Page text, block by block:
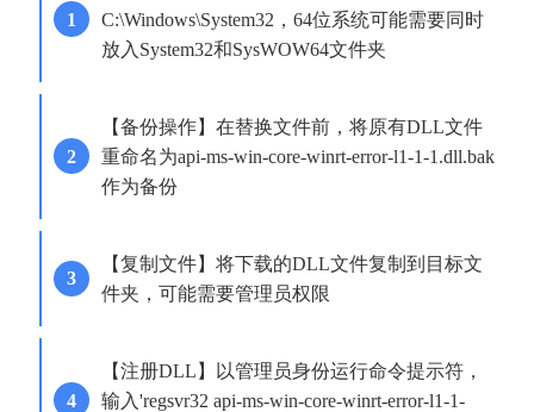
C:\Windows\System32，64位系统可能需要同时
放入System32和SysWOW64文件夹
【备份操作】在替换文件前，将原有DLL文件
重命名为api-ms-win-core-winrt-error-l1-1-1.dll.bak
作为备份
【复制文件】将下载的DLL文件复制到目标文
件夹，可能需要管理员权限
【注册DLL】以管理员身份运行命令提示符，
输入'regsvr32 api-ms-win-core-winrt-error-l1-1-